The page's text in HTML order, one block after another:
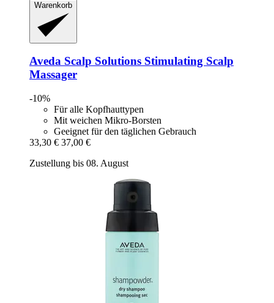
Warenkorb
Aveda Scalp Solutions Stimulating Scalp
Massager
-10%
Für alle Kopfhauttypen
Mit weichen Mikro-Borsten
Geeignet für den täglichen Gebrauch
33,30 € 37,00 €
Zustellung bis 08. August